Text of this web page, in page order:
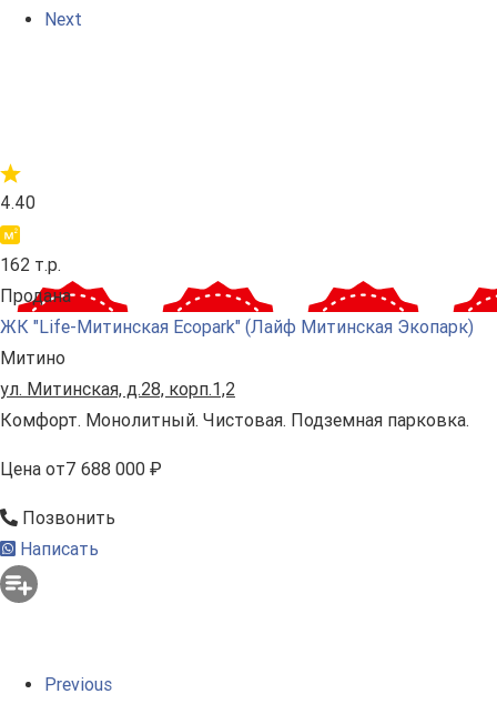
Next
4.40
162 т.р.
Продана
ЖК "Life-Митинская Ecopark" (Лайф Митинская Экопарк)
Митино
ул. Митинская, д.28, корп.1,2
Комфорт. Монолитный. Чистовая. Подземная парковка.
Цена от7 688 000 ₽
Позвонить
Написать
Previous